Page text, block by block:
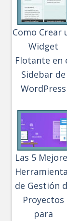
Como Crear
Widget
Flotante en
Sidebar de
WordPress
Las 5
de Gestión
Proyectos
para